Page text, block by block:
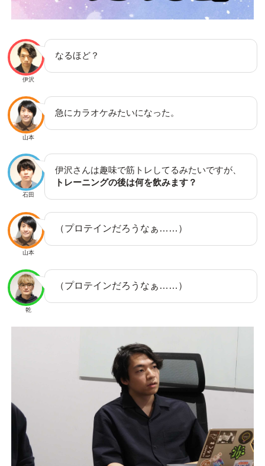
伊沢
なるほど？
山本
急にカラオケみたいになった。
石田
伊沢さんは趣味で筋トレしてるみたいですが、
トレーニングの後は何を飲みます？
山本
（プロテインだろうなぁ……）
乾
（プロテインだろうなぁ……）